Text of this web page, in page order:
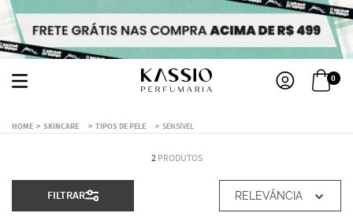
0
SKINCARE TIPOS DE PELE SENSÍVEL
2 PRODUTOS
FILTRAR RELEVÂNCIA